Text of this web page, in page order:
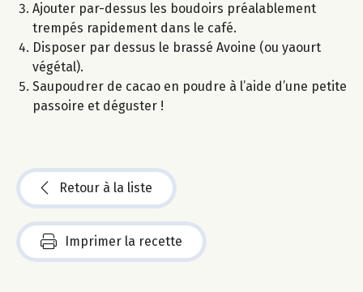
Ajouter par-dessus les boudoirs préalablement
trempés rapidement dans le café.
Disposer par dessus le brassé Avoine (ou yaourt
végétal).
Saupoudrer de cacao en poudre à l’aide d’une petite
passoire et déguster !
Retour à la liste
Imprimer la recette